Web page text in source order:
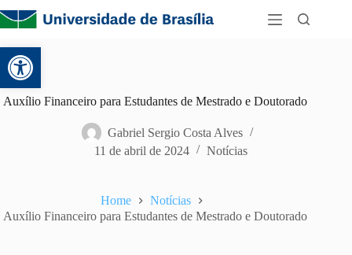
Abrir a barra de ferramentas
Auxílio Financeiro para Estudantes de Mestrado e Doutorado
Gabriel Sergio Costa Alves
11 de abril de 2024
Notícias
Home
Notícias
Auxílio Financeiro para Estudantes de Mestrado e Doutorado